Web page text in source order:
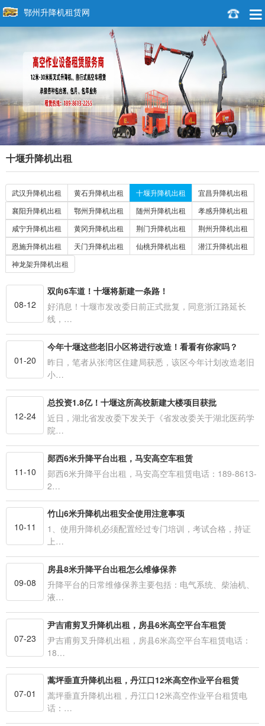
鄂州升降机租赁网
十堰升降机出租
武汉升降机出租 黄石升降机出租 十堰升降机出租
宜昌升降机出租
襄阳升降机出租
鄂州升降机出租 随州升降机出租
孝感升降机出租
咸宁升降机出租
黄冈升降机出租 荆门升降机出租
荆州升降机出租
恩施升降机出租
天门升降机出租 仙桃升降机出租
潜江升降机出租
神龙架升降机出租
08-12
双向6车道！十堰将新建一条路！
好消息！十堰市发改委日前正式批复，同意浙江路延长
线，…
01-20
今年十堰这些老旧小区将进行改造！看看有你家吗？
昨日，笔者从张湾区住建局获悉，该区今年计划改造老旧
小…
12-24
总投资1.8亿！十堰这所高校新建大楼项目获批
近日，湖北省发改委下发关于《省发改委关于湖北医药学
院…
11-10
郧西6米升降平台出租，马安高空车租赁
郧西6米升降平台出租，马安高空车租赁电话：189-8613-
2…
10-11
竹山6米升降机出租安全使用注意事项
1、使用升降机必须配置经过专门培训，考试合格，持证
上…
09-08
房县8米升降平台出租怎么维修保养
升降平台的日常维修保养主要包括：电气系统、柴油机、
液…
07-23
尹吉甫剪叉升降机出租，房县6米高空平台车租赁
尹吉甫剪叉升降机出租，房县6米高空平台车租赁电话：
18…
07-01
蒿坪垂直升降机出租，丹江口12米高空作业平台租赁
蒿坪垂直升降机出租，丹江口12米高空作业平台租赁电
话：…